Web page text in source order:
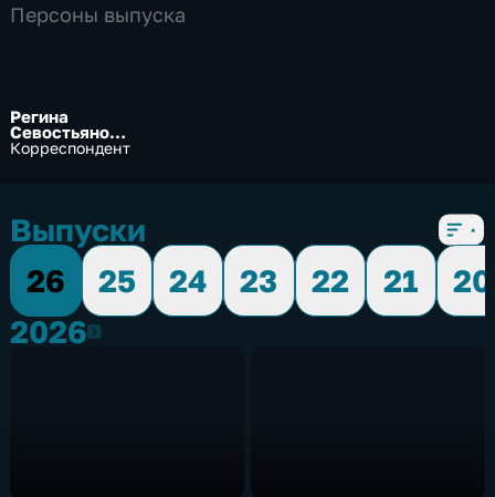
Персоны выпуска
Регина
Севостьянов
а
Корреспондент
Выпуски
26
25 24 23 22 21
20
20262026